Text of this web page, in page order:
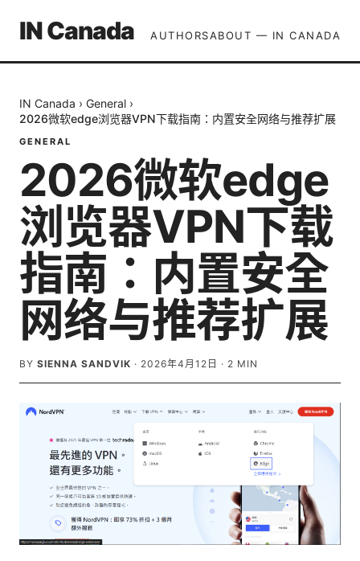
IN Canada AUTHORSABOUT — IN CANADA
IN Canada › General ›
2026微软edge浏览器VPN下载指南：内置安全网络与推荐扩展
GENERAL
2026微软edge
浏览器VPN下载
指南：内置安全
网络与推荐扩展
BY SIENNA SANDVIK · 2026年4月12日 · 2 MIN